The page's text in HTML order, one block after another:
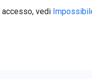
accesso, vedi